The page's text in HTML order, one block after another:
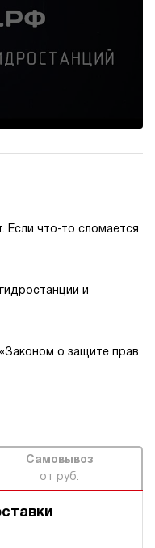
Если что-то сломается
и
о защите прав
Самовывоз
от руб.